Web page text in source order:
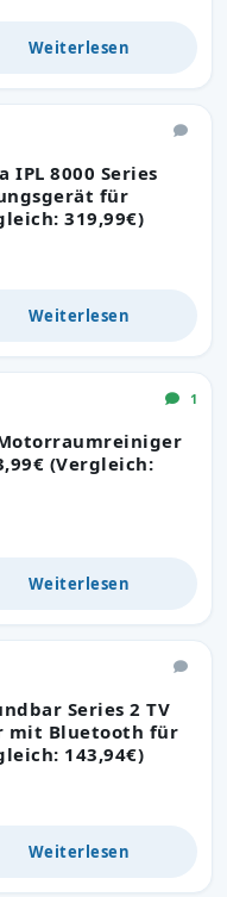
Weiterlesen
IPL 8000 Series
für
319,99€)
Weiterlesen
(Vergleich:
1
Weiterlesen
Series 2 TV
mit Bluetooth für
143,94€)
Weiterlesen